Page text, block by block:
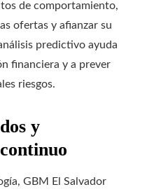
de comportamiento,
ofertas y afianzar su
predictivo ayuda
financiera y a prever
riesgos.
y
GBM El Salvador